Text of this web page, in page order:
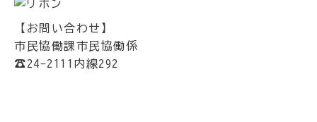
【お問い合わせ】
市民協働課市民協働係
☎24-2111内線292